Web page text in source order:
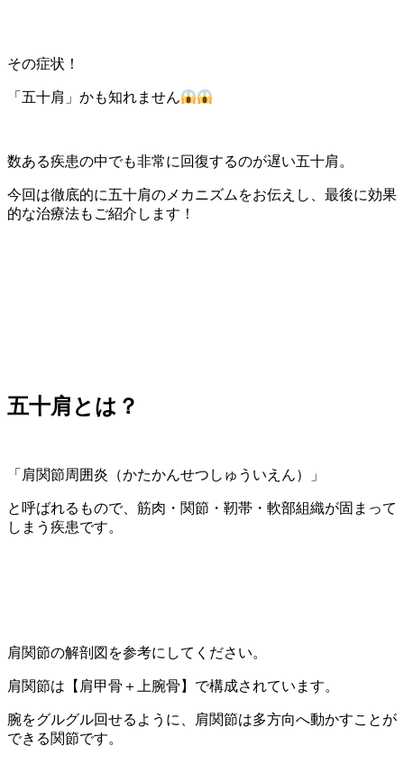
その症状！
「五十肩」かも知れません
数ある疾患の中でも非常に回復するのが遅い五十肩。
今回は徹底的に五十肩のメカニズムをお伝えし、最後に効果
的な治療法もご紹介します！
五十肩とは？
「肩関節周囲炎（かたかんせつしゅういえん）」
と呼ばれるもので、筋肉・関節・靭帯・軟部組織が固まって
しまう疾患です。
肩関節の解剖図を参考にしてください。
肩関節は【肩甲骨＋上腕骨】で構成されています。
腕をグルグル回せるように、肩関節は多方向へ動かすことが
できる関節です。